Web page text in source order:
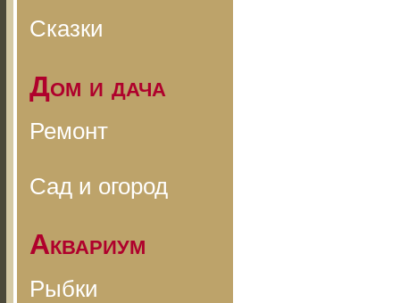
Сказки
Дом и дача
Ремонт
Сад и огород
Аквариум
Рыбки